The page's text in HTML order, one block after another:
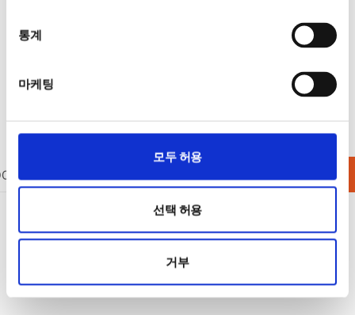
통계
마케팅
모두 허용
선택 허용
거부
전원공급기 옵션/액세서리